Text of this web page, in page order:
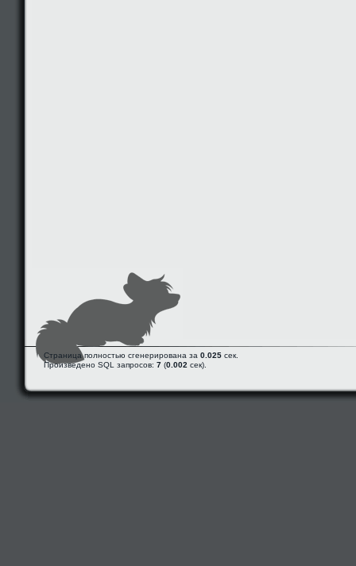
Страница полностью сгенерирована за 0.025 сек.
Произведено SQL запросов: 7 (0.002 сек).